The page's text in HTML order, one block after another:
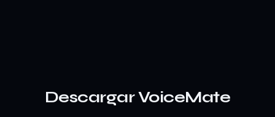
Descargar VoiceMate